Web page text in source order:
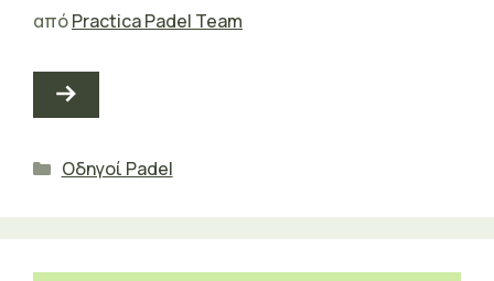
απόPractica Padel Team
Κατηγορίες
Οδηγοί Padel